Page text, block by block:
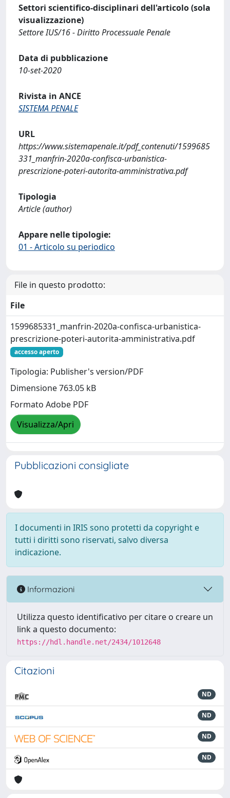
Settori scientifico-disciplinari dell'articolo (sola
visualizzazione)
Settore IUS/16 - Diritto Processuale Penale
Data di pubblicazione
10-set-2020
Rivista in ANCE
SISTEMA PENALE
URL
https://www.sistemapenale.it/pdf_contenuti/1599685
331_manfrin-2020a-confisca-urbanistica-
prescrizione-poteri-autorita-amministrativa.pdf
Tipologia
Article (author)
Appare nelle tipologie:
01 - Articolo su periodico
File in questo prodotto:
File
1599685331_manfrin-2020a-confisca-urbanistica-
prescrizione-poteri-autorita-amministrativa.pdf
accesso aperto
Tipologia: Publisher's version/PDF
Dimensione 763.05 kB
Formato Adobe PDF
Visualizza/Apri
Pubblicazioni consigliate
I documenti in IRIS sono protetti da copyright e
tutti i diritti sono riservati, salvo diversa
indicazione.
Informazioni
Utilizza questo identificativo per citare o creare un
link a questo documento:
https://hdl.handle.net/2434/1012648
Citazioni
ND
ND
ND
ND